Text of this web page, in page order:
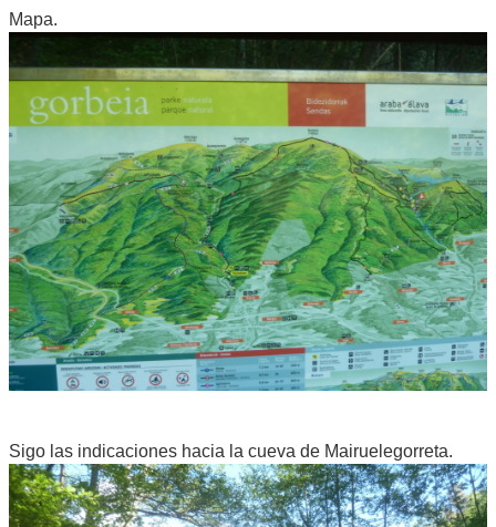
Mapa.
Sigo las indicaciones hacia la cueva de Mairuelegorreta.